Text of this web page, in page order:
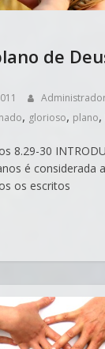
de
, glorioso, plano,
8.29-30
é considerada
os escritos